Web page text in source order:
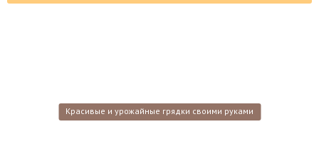
Красивые и урожайные грядки своими руками